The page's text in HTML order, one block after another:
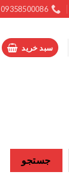
09358500086
سبد خرید
جستجو